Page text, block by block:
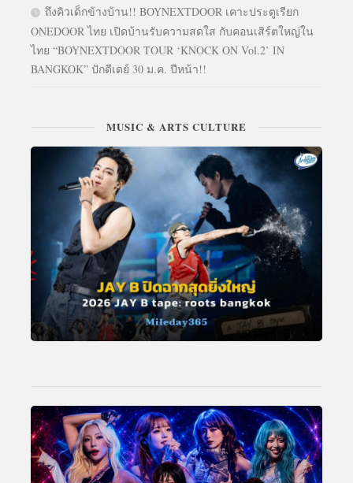
ถึงคิวเด็กข้างบ้าน!! BOYNEXTDOOR เคาะประตูเรียก
ONEDOOR ไทย เปิดบ้านรับความสดใส กับคอนเสิร์ตใหญ่ใน
ไทย “BOYNEXTDOOR TOUR ‘KNOCK ON Vol.2’ IN
BANGKOK” ปักดีเดย์ 30 ม.ค. ปีหน้า!!
MUSIC & ARTS CULTURE